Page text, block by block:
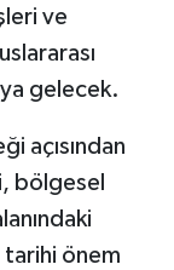
ve
gelecek.
açısından
bölgesel
tarihi önem